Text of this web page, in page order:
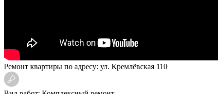
Ремонт квартиры по адресу: ул. Кремлёвская 110